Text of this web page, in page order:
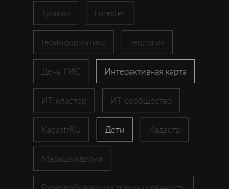
Туризм Forester
Геоинформатика Геология
День ГИС Интерактивная карта
ИТ-кластер ИТ-сообщество
KadastrRU Дети Кадастр
Маркшейдерия